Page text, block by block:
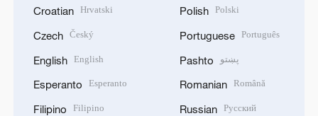
Croatian Hrvatski
Czech Český
English English
Esperanto Esperanto
Filipino Filipino
Polish Polski
Portuguese Português
Pashto پښتو
Romanian Română
Russian Русский